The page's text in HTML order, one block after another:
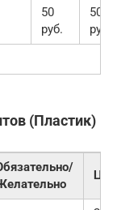
50
руб.
50
руб.
(Пластик)